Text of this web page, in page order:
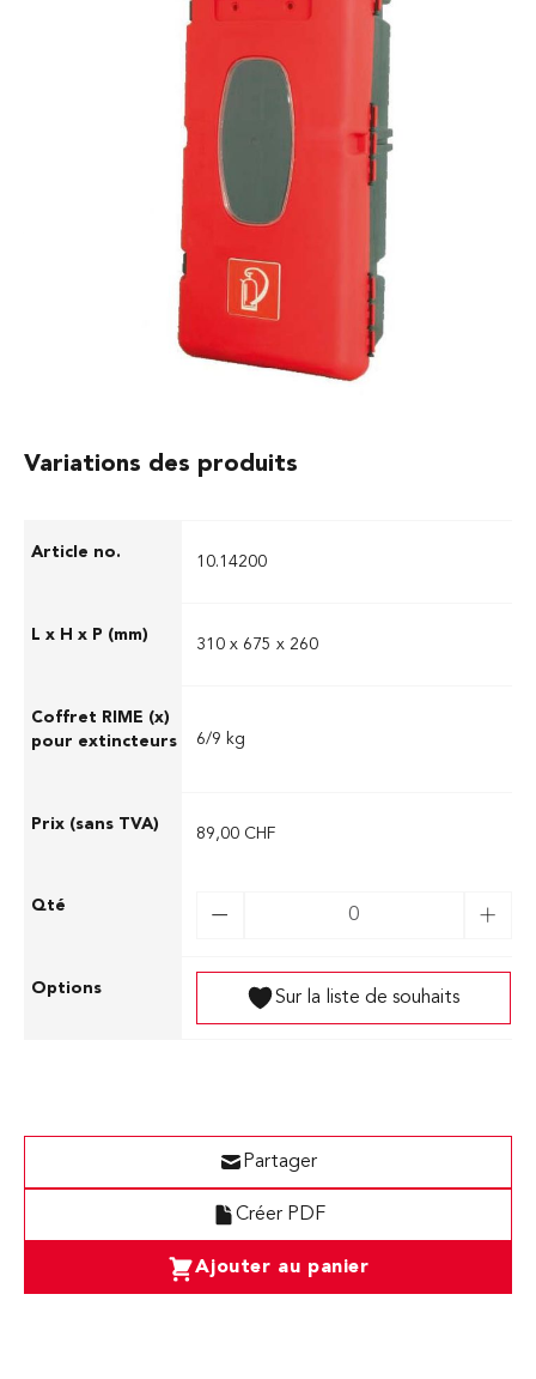
RIM-BOX / BOX DE
PROTECTION POUR
CAMIONS
Box de protection pour extincteurs –
Version camion – Box de protection pour
Variations des produits
10.14200
310 x 675 x 260
6/9 kg
89,00 CHF
Sur la liste de souhaits
Ajouter au panier
Créer PDF
Partager